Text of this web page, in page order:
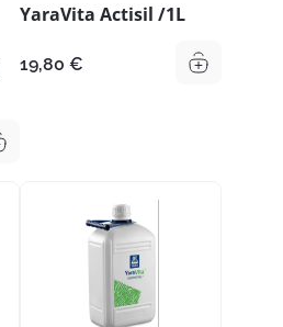
YaraVita Actisil /1L
19,80 €